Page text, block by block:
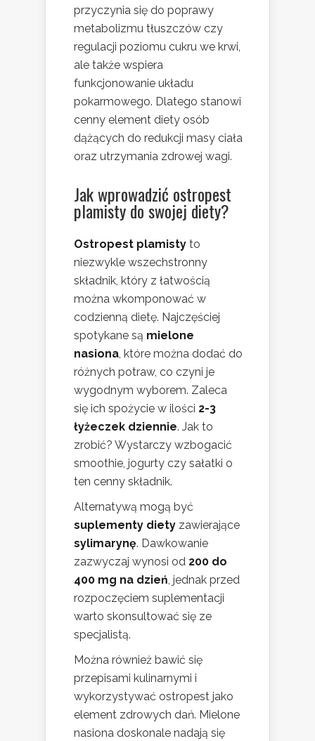
przyczynia się do poprawy
metabolizmu tłuszczów czy
regulacji poziomu cukru we krwi,
ale także wspiera
funkcjonowanie układu
pokarmowego. Dlatego stanowi
cenny element diety osób
dążących do redukcji masy ciała
oraz utrzymania zdrowej wagi.
Jak wprowadzić ostropest
plamisty do swojej diety?
Ostropest plamisty to
niezwykle wszechstronny
składnik, który z łatwością
można wkomponować w
codzienną dietę. Najczęściej
spotykane są mielone
nasiona, które można dodać do
różnych potraw, co czyni je
wygodnym wyborem. Zaleca
się ich spożycie w ilości 2-3
łyżeczek dziennie. Jak to
zrobić? Wystarczy wzbogacić
smoothie, jogurty czy sałatki o
ten cenny składnik.
Alternatywą mogą być
suplementy diety zawierające
sylimarynę. Dawkowanie
zazwyczaj wynosi od 200 do
400 mg na dzień, jednak przed
rozpoczęciem suplementacji
warto skonsultować się ze
specjalistą.
Można również bawić się
przepisami kulinarnymi i
wykorzystywać ostropest jako
element zdrowych dań. Mielone
nasiona doskonale nadają się